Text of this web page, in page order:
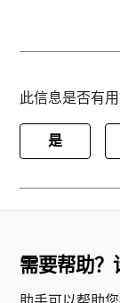
此信息是否有用
是
需要帮助？